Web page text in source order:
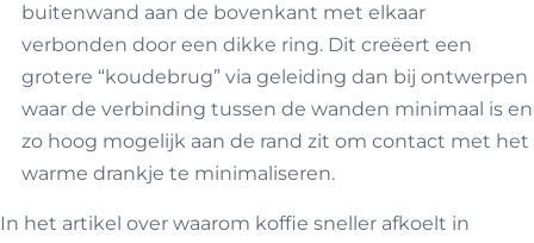
buitenwand aan de bovenkant met elkaar
verbonden door een dikke ring. Dit creëert een
grotere “koudebrug” via geleiding dan bij ontwerpen
waar de verbinding tussen de wanden minimaal is en
zo hoog mogelijk aan de rand zit om contact met het
warme drankje te minimaliseren.
In het artikel over waarom koffie sneller afkoelt in